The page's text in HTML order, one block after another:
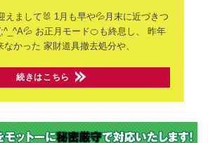
えまして🐰 1月も早や💦月末に近づきつ
お正月モード🍊も終息し、
昨年
なかった 家財道具撤去処分や、
続きはこちら